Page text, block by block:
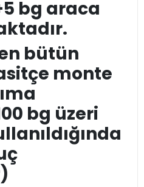
bg araca
bütün
monte
bg üzeri